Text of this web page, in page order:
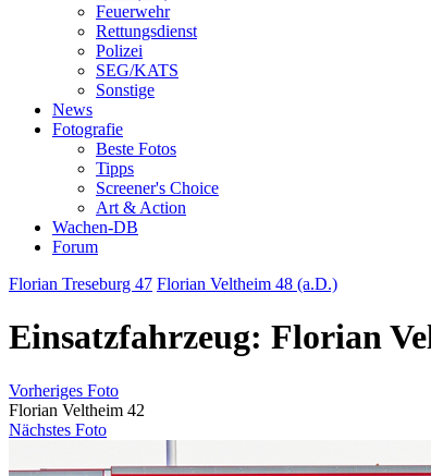
Feuerwehr
Rettungsdienst
Polizei
SEG/KATS
Sonstige
News
Fotografie
Beste Fotos
Tipps
Screener's Choice
Art & Action
Wachen-DB
Forum
Florian Treseburg 47 Florian Veltheim 48 (a.D.)
Einsatzfahrzeug: Florian
Vorheriges Foto
Florian Veltheim 42
Nächstes Foto